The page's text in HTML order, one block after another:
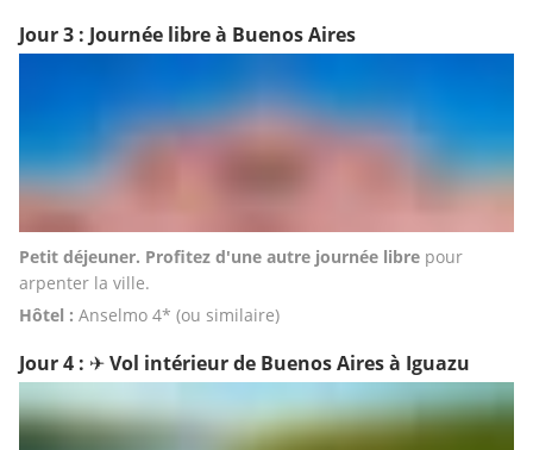
Jour 3 : Journée libre à Buenos Aires
Petit déjeuner. Profitez d'une autre journée libre pour
arpenter la ville.
Hôtel : Anselmo 4* (ou similaire)
Jour 4 : ✈︎ Vol intérieur de Buenos Aires à Iguazu